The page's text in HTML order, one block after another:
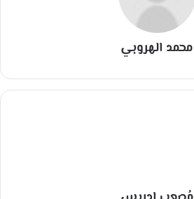
محمد الهروبي